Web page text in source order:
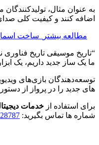
اضافه کنند و کیفیت کلی
مطالعه بیشتر ساخت
“تاریخ موسیقی تاریخ
ما یک ساز جدید داریم، یک
توسعه‌دهندگان بازی‌های
های جدید را در پرواز از
برای استفاده از خدمات
شماره ها تماس بگیرید: